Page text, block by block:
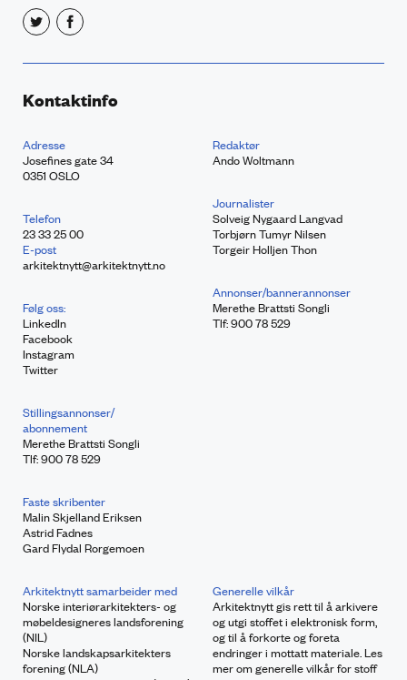
Kontaktinfo
Adresse
Josefines gate 34
0351 OSLO
Telefon
23 33 25 00
E-post
arkitektnytt@arkitektnytt.no
Følg oss:
LinkedIn
Facebook
Instagram
Twitter
Redaktør
Ando Woltmann
Journalister
Solveig Nygaard Langvad
Torbjørn Tumyr Nilsen
Torgeir Holljen Thon
Annonser/bannerannonser
Merethe Brattsti Songli
Tlf: 900 78 529
Stillingsannonser/
abonnement
Merethe Brattsti Songli
Tlf: 900 78 529
Faste skribenter
Malin Skjelland Eriksen
Astrid Fadnes
Gard Flydal Rorgemoen
Arkitektnytt samarbeider med
Norske interiørarkitekters- og
møbeldesigneres landsforening
(NIL)
Norske landskapsarkitekters
forening (NLA)
Generelle vilkår
Arkitektnytt gis rett til å arkivere
og utgi stoffet i elektronisk form,
og til å forkorte og foreta
endringer i mottatt materiale. Les
mer om generelle vilkår for stoff